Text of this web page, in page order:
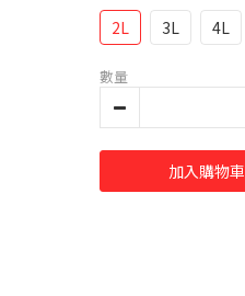
2L 3L 4L
數量
加入購物車